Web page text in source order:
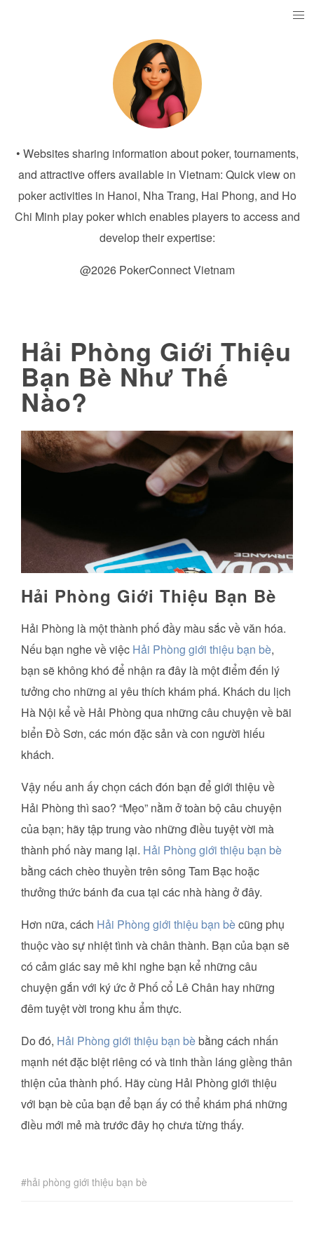
• Websites sharing information about poker, tournaments,
and attractive offers available in Vietnam: Quick view on
poker activities in Hanoi, Nha Trang, Hai Phong, and Ho
Chi Minh play poker which enables players to access and
develop their expertise:
@2026 PokerConnect Vietnam
Hải Phòng Giới Thiệu
Bạn Bè Như Thế
Nào?
Hải Phòng Giới Thiệu Bạn Bè
Hải Phòng là một thành phố đầy màu sắc về văn hóa.
Nếu bạn nghe về việc Hải Phòng giới thiệu bạn bè,
bạn sẽ không khó để nhận ra đây là một điểm đến lý
tưởng cho những ai yêu thích khám phá. Khách du lịch
Hà Nội kể về Hải Phòng qua những câu chuyện về bãi
biển Đồ Sơn, các món đặc sản và con người hiếu
khách.
Vậy nếu anh ấy chọn cách đón bạn để giới thiệu về
Hải Phòng thì sao? “Mẹo” nằm ở toàn bộ câu chuyện
của bạn; hãy tập trung vào những điều tuyệt vời mà
thành phố này mang lại. Hải Phòng giới thiệu bạn bè
bằng cách chèo thuyền trên sông Tam Bạc hoặc
thưởng thức bánh đa cua tại các nhà hàng ở đây.
Hơn nữa, cách Hải Phòng giới thiệu bạn bècũng phụ
thuộc vào sự nhiệt tình và chân thành. Bạn của bạn sẽ
có cảm giác say mê khi nghe bạn kể những câu
chuyện gắn với ký ức ở Phố cổ Lê Chân hay những
đêm tuyệt vời trong khu ẩm thực.
Do đó, Hải Phòng giới thiệu bạn bèbằng cách nhấn
mạnh nét đặc biệt riêng có và tinh thần láng giềng thân
thiện của thành phố. Hãy cùng Hải Phòng giới thiệu
với bạn bè của bạn để bạn ấy có thể khám phá những
điều mới mẻ mà trước đây họ chưa từng thấy.
hải phòng giới thiệu bạn bè